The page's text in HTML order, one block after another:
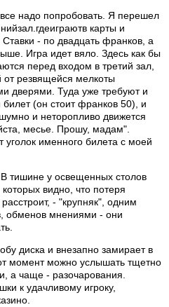
надо попробовать. Я перешел
карты и
Ставки - по двадцать франков, а
Игра идет вяло. Здесь как бы
перед входом в третий зал,
от резвящейся мелкоты
дверями. Туда уже требуют и
билет (он стоит франков 50), и
и неторопливо движется
месье. Прошу, мадам".
именного билета с моей
тишине у освещенных столов
видно, что потеря
- "крупняк", одним
обменов мнениями - они
диска и внезапно замирает в
момент можно услышать тщетно
а чаще - разочарования.
к удачливому игроку,